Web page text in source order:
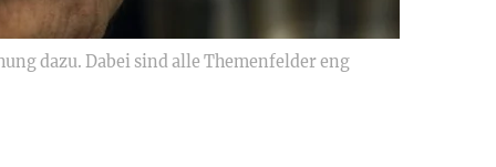
dazu. Dabei sind alle Themenfelder eng